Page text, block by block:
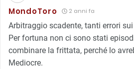
MondoToro 2 anni fa
Arbitraggio scadente, tanti errori
Per fortuna non ci sono stati
combinare la frittata, perché lo
Mediocre.